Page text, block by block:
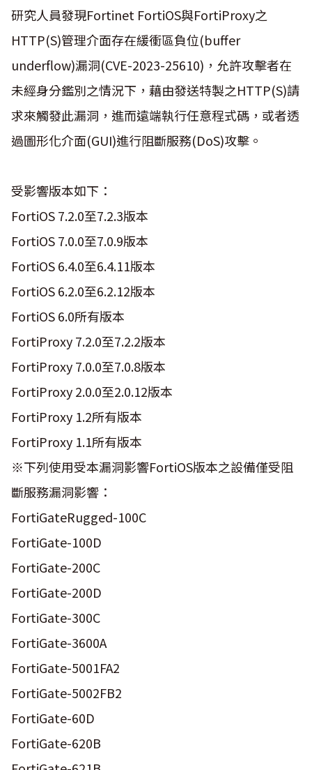
研究人員發現Fortinet FortiOS與FortiProxy之
HTTP(S)管理介面存在緩衝區負位(buffer
underflow)漏洞(CVE-2023-25610)，允許攻擊者在
未經身分鑑別之情況下，藉由發送特製之HTTP(S)請
求來觸發此漏洞，進而遠端執行任意程式碼，或者透
過圖形化介面(GUI)進行阻斷服務(DoS)攻擊。
受影響版本如下：
FortiOS 7.2.0至7.2.3版本
FortiOS 7.0.0至7.0.9版本
FortiOS 6.4.0至6.4.11版本
FortiOS 6.2.0至6.2.12版本
FortiOS 6.0所有版本
FortiProxy 7.2.0至7.2.2版本
FortiProxy 7.0.0至7.0.8版本
FortiProxy 2.0.0至2.0.12版本
FortiProxy 1.2所有版本
FortiProxy 1.1所有版本
※下列使用受本漏洞影響FortiOS版本之設備僅受阻
斷服務漏洞影響：
FortiGateRugged-100C
FortiGate-100D
FortiGate-200C
FortiGate-200D
FortiGate-300C
FortiGate-3600A
FortiGate-5001FA2
FortiGate-5002FB2
FortiGate-60D
FortiGate-620B